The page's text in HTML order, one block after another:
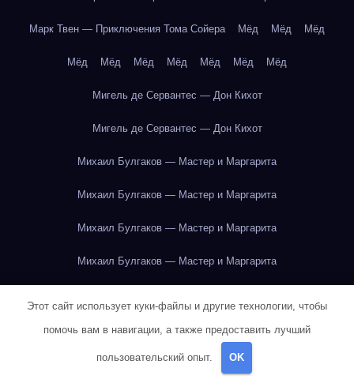
Марк Твен — Приключения Тома Сойера Мёд Мёд Мёд
Мёд Мёд Мёд Мёд Мёд Мёд Мёд
Мигель де Сервантес — Дон Кихот
Мигель де Сервантес — Дон Кихот
Михаил Булгаков — Мастер и Маргарита
Михаил Булгаков — Мастер и Маргарита
Михаил Булгаков — Мастер и Маргарита
Михаил Булгаков — Мастер и Маргарита
Михаил Булгаков — Мастер и Маргарита
Михаил Булгаков — Мастер и Маргарита
Этот сайт использует куки-файлы и другие технологии, чтобы
помочь вам в навигации, а также предоставить лучший
пользовательский опыт. OK